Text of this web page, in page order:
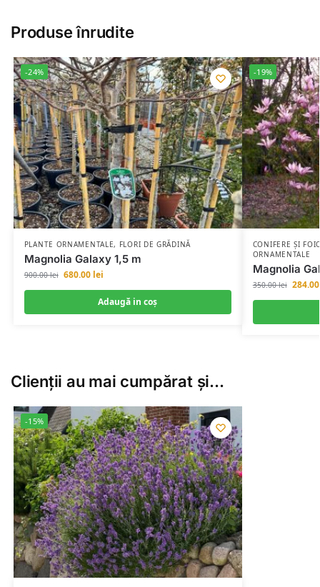
Produse înrudite
-24%
PLANTE ORNAMENTALE, FLORI DE GRĂDINĂ
Magnolia Galaxy 1,5 m
900.00lei 680.00 lei
Adaugă in coş
-19%
CONIFERE ȘI
ORNAMENTALE
Magnolia
350.00lei
Clienții au mai cumpărat și…
-15%